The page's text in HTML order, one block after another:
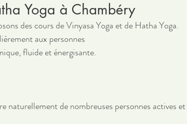
Yoga à Chambéry
des cours de Vinyasa Yoga et de Hatha Yoga.
aux personnes
fluide et énergisante.
naturellement de nombreuses personnes actives